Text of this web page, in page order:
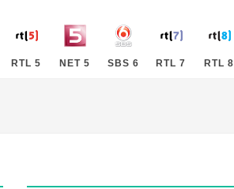
RTL 5 NET 5 SBS 6 RTL 7 RTL 8